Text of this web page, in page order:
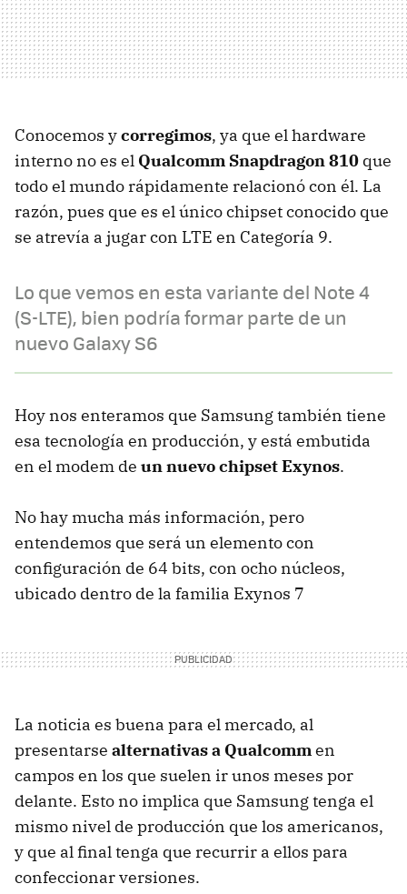
Conocemos ycorregimos, ya que el hardware
interno no es el Qualcomm Snapdragon 810 que
todo el mundo rápidamente relacionó con él. La
razón, pues que es el único chipset conocido que
se atrevía a jugar con LTE en Categoría 9.
Lo que vemos en esta variante del Note 4
(S-LTE), bien podría formar parte de un
nuevo Galaxy S6
Hoy nos enteramos que Samsung también tiene
esa tecnología en producción, y está embutida
en el modem de un nuevo chipset Exynos.
No hay mucha más información, pero
entendemos que será un elemento con
configuración de 64 bits, con ocho núcleos,
ubicado dentro de la familia Exynos 7
La noticia es buena para el mercado, al
presentarse alternativas a Qualcommen
campos en los que suelen ir unos meses por
delante. Esto no implica que Samsung tenga el
mismo nivel de producción que los americanos,
y que al final tenga que recurrir a ellos para
confeccionar versiones.